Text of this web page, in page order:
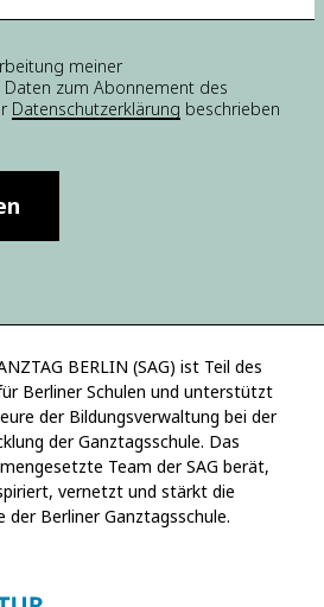
meiner
zum Abonnement des
Datenschutzerklärung beschrieben
BERLIN (SAG) ist Teil des
Berliner Schulen und unterstützt
der Bildungsverwaltung bei der
der Ganztagsschule. Das
Team der SAG berät,
vernetzt und stärkt die
Berliner Ganztagsschule.